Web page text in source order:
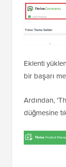
Eklenti
bir başarı
Ardından,
düğmesine